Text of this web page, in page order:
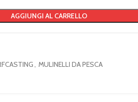
AGGIUNGI AL CARRELLO
, MULINELLI DA PESCA